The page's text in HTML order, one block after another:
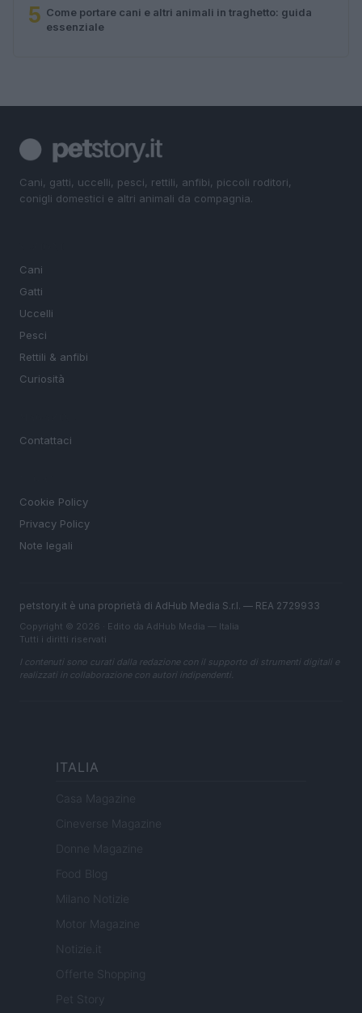
5 Come portare cani e altri animali in traghetto: guida
essenziale
Cani, gatti, uccelli, pesci, rettili, anfibi, piccoli roditori,
conigli domestici e altri animali da compagnia.
Cani
Gatti
Uccelli
Pesci
Rettili & anfibi
Curiosità
Contattaci
Cookie Policy
Privacy Policy
Note legali
petstory.it è una proprietà di AdHub Media S.r.l. — REA 2729933
Copyright © 2026 · Edito da AdHub Media — Italia
Tutti i diritti riservati
I contenuti sono curati dalla redazione con il supporto di strumenti digitali e
realizzati in collaborazione con autori indipendenti.
ITALIA
Casa Magazine
Cineverse Magazine
Donne Magazine
Food Blog
Milano Notizie
Motor Magazine
Notizie.it
Offerte Shopping